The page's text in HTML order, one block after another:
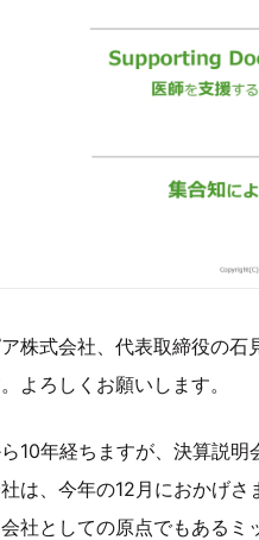
ア株式会社、代表取締役の
よろしくお願いします。
10年経ちますが、決算説
は、今年の12月におかげ
社としての原点でもある